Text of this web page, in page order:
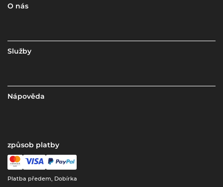
O nás
Služby
Nápověda
způsob platby
Platba předem, Dobírka